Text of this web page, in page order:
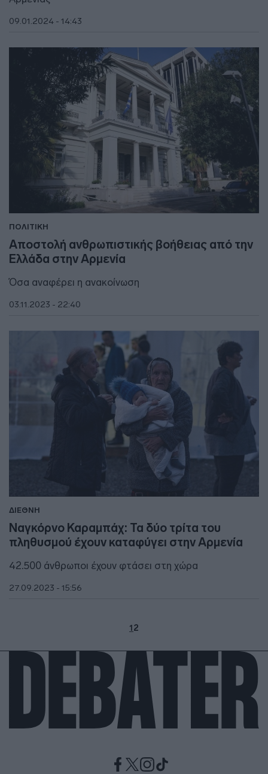
09.01.2024 - 14:43
ΠΟΛΙΤΙΚΗ
Αποστολή ανθρωπιστικής βοήθειας από την
Ελλάδα στην Αρμενία
Όσα αναφέρει η ανακοίνωση
03.11.2023 - 22:40
ΔΙΕΘΝΗ
Ναγκόρνο Καραμπάχ: Τα δύο τρίτα του
πληθυσμού έχουν καταφύγει στην Αρμενία
42.500 άνθρωποι έχουν φτάσει στη χώρα
27.09.2023 - 15:56
12